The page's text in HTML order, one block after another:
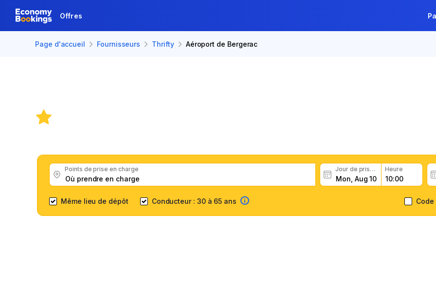
Offres
Page d'accueil Fournisseurs Thrifty Aéroport de Bergerac
Points de prise en charge Jour de prise en charge Heure
Même lieu de dépôt Conducteur : 30 à 65 ans Code